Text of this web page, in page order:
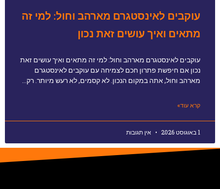
עוקבים לאינסטגרם מארהב וחול: למי זה
מתאים ואיך עושים זאת נכון
עוקבים לאינסטגרם מארהב וחול: למי זה מתאים ואיך עושים זאת
נכון אם חיפשת פתרון חכם לצמיחה עם עוקבים לאינסטגרם
מארהב וחול, אתה במקום הנכון. לא קסמים, לא רעש מיותר. רק…
קרא עוד»
1 באוגוסט 2026 אין תגובות